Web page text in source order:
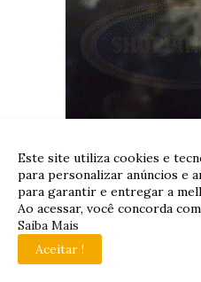
Este site utiliza cookies e
para personalizar anúncios e
para garantir e entregar a
Ao acessar, você concorda
Saiba Mais
Aceitar !